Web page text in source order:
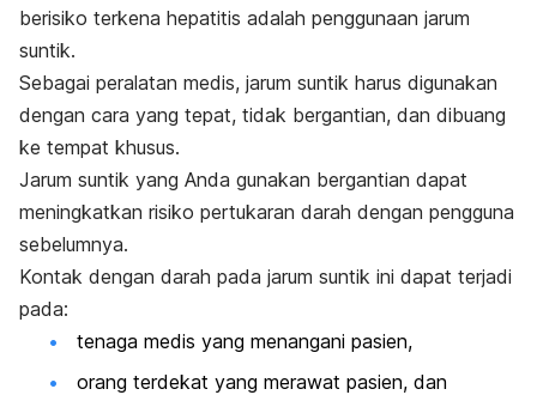
berisiko terkena hepatitis adalah penggunaan jarum
suntik.
Sebagai peralatan medis, jarum suntik harus digunakan
dengan cara yang tepat, tidak bergantian, dan dibuang
ke tempat khusus.
Jarum suntik yang Anda gunakan bergantian dapat
meningkatkan risiko pertukaran darah dengan pengguna
sebelumnya.
Kontak dengan darah pada jarum suntik ini dapat terjadi
pada:
tenaga medis yang menangani pasien,
orang terdekat yang merawat pasien, dan